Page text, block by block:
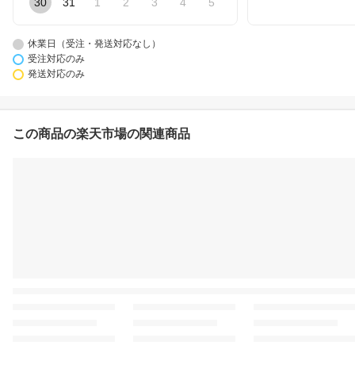
休業日（受注・発送対応なし）
受注対応のみ
発送対応のみ
この商品の楽天市場の関連商品